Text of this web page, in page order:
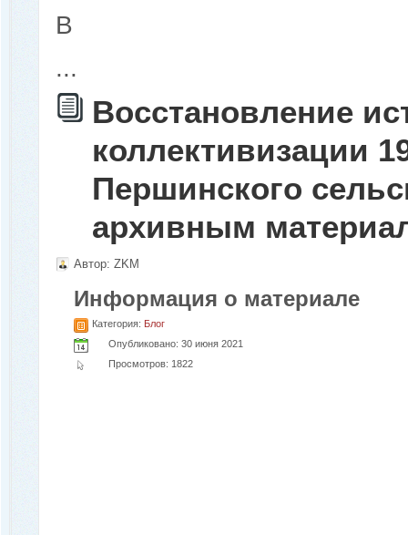
В
...
Восстановление
коллективизации
Першинского
архивным
Автор: ZKM
Информация о материале
Категория: Блог
Опубликовано: 30 июня 2021
Просмотров: 1822